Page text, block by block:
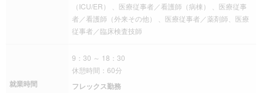
（ICU/ER） 、医療従事者／看護師（病棟） 、医療従事
者／看護師（外来その他） 、医療従事者／薬剤師、医療
従事者／臨床検査技師
就業時間
9：30 ～ 18：30
休憩時間：60分
フレックス勤務